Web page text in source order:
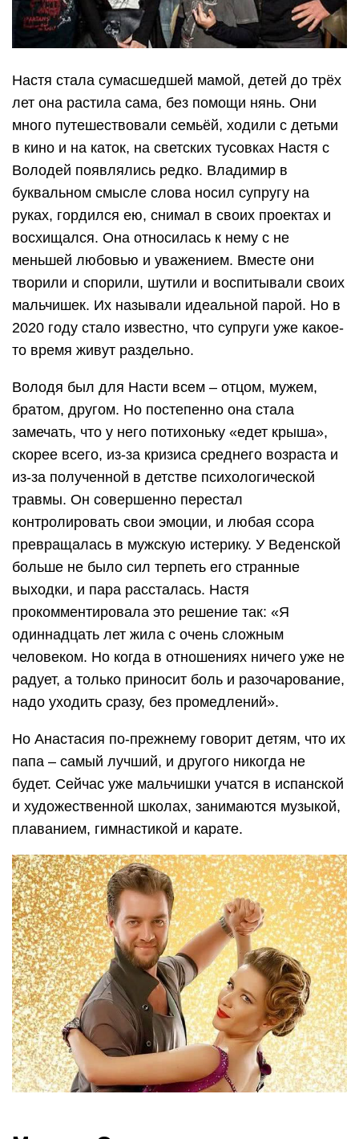
Настя стала сумасшедшей мамой, детей до трёх
лет она растила сама, без помощи нянь. Они
много путешествовали семьёй, ходили с детьми
в кино и на каток, на светских тусовках Настя с
Володей появлялись редко. Владимир в
буквальном смысле слова носил супругу на
руках, гордился ею, снимал в своих проектах и
восхищался. Она относилась к нему с не
меньшей любовью и уважением. Вместе они
творили и спорили, шутили и воспитывали своих
мальчишек. Их называли идеальной парой. Но в
2020 году стало известно, что супруги уже какое-
то время живут раздельно.
Володя был для Насти всем – отцом, мужем,
братом, другом. Но постепенно она стала
замечать, что у него потихоньку «едет крыша»,
скорее всего, из-за кризиса среднего возраста и
из-за полученной в детстве психологической
травмы. Он совершенно перестал
контролировать свои эмоции, и любая ссора
превращалась в мужскую истерику. У Веденской
больше не было сил терпеть его странные
выходки, и пара рассталась. Настя
прокомментировала это решение так: «Я
одиннадцать лет жила с очень сложным
человеком. Но когда в отношениях ничего уже не
радует, а только приносит боль и разочарование,
надо уходить сразу, без промедлений».
Но Анастасия по-прежнему говорит детям, что их
папа – самый лучший, и другого никогда не
будет. Сейчас уже мальчишки учатся в испанской
и художественной школах, занимаются музыкой,
плаванием, гимнастикой и карате.